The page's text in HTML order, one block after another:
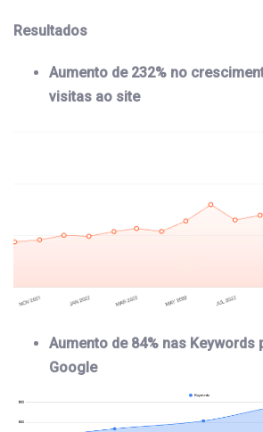
Resultados
Aumento de 232% no
visitas ao site
Aumento de 84% nas
Google